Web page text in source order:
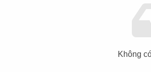
Không